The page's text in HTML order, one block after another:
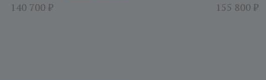
140 700 ₽ 155 800 ₽